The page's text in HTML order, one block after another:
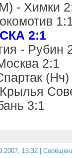
- Химки
2:1
- Рубин
2:1
3:1
15:32 |